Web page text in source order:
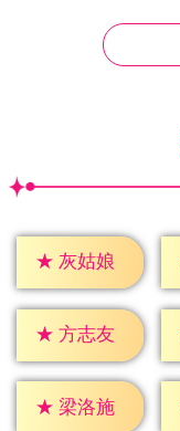
★ 灰姑娘
★ 方志友
★ 梁洛施